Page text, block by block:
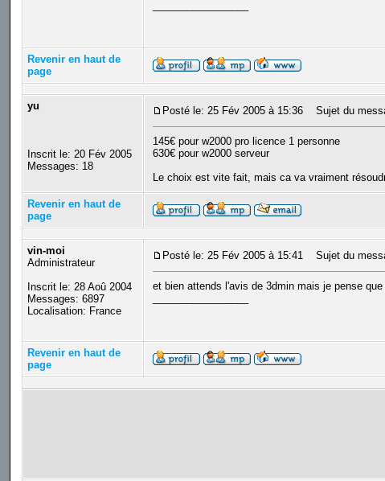
Revenir en haut de
page
yu
Inscrit le: 20 Fév 2005
Messages: 18
Posté le: 25 Fév 2005 à 15:36 Sujet du
145€ pour w2000 pro licence 1 personne
630€ pour w2000 serveur
Le choix est vite fait, mais ca va vraiment
Revenir en haut de
page
vin-moi
Administrateur
Inscrit le: 28 Aoû 2004
Messages: 6897
Localisation: France
Posté le: 25 Fév 2005 à 15:41 Sujet du
et bien attends l'avis de 3dmin mais je pense
Revenir en haut de
page